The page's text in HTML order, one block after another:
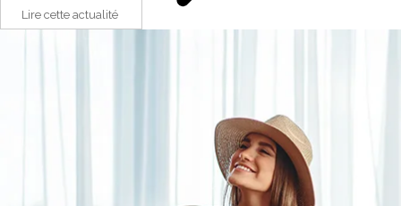
Lire cette actualité